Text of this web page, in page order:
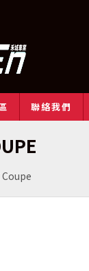
聯絡我們
Coupe